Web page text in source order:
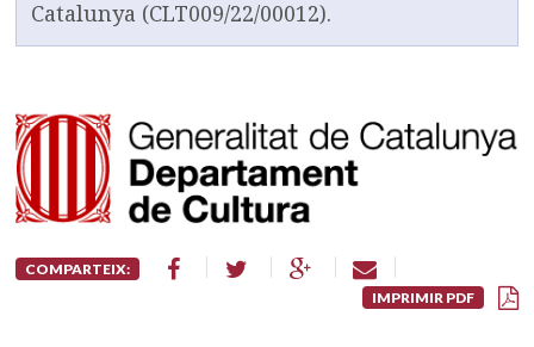
Catalunya (CLT009/22/00012).
COMPARTEIX:
IMPRIMIR PDF